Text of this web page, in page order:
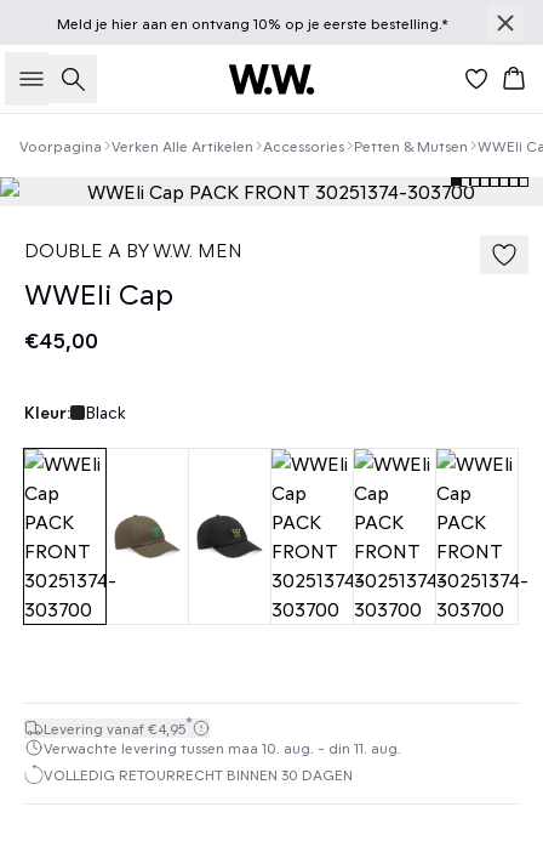
Meld je hieraan en ontvang 10% op je eerste bestelling.*
Zoeken
Voorpagina Verken Alle Artikelen Accessories Petten & Mutsen WWEli
DOUBLE A BY W.W. MEN
WWEli Cap
€45,00
Kleur: Black
Levering vanaf €4,95*
Verwachte levering tussen maa 10. aug. - din 11. aug.
VOLLEDIG RETOURRECHT BINNEN 30 DAGEN